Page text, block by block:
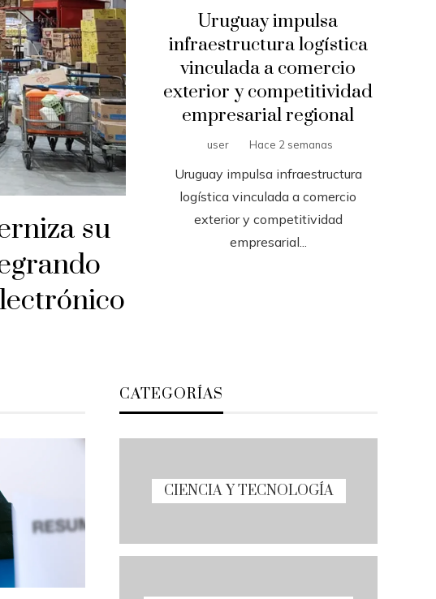
su
Uruguay impulsa
infraestructura logística
vinculada a comercio
exterior y competitividad
empresarial regional
user Hace 2 semanas
Uruguay impulsa infraestructura
logística vinculada a comercio
exterior y competitividad
empresarial...
CATEGORÍAS
CIENCIA Y TECNOLOGÍA